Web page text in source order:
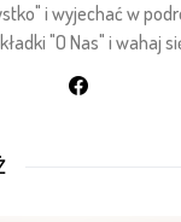
i wyjechać w
"O Nas" i wahaj